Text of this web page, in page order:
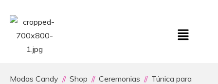
Modas Candy Shop Ceremonias
Túnica para